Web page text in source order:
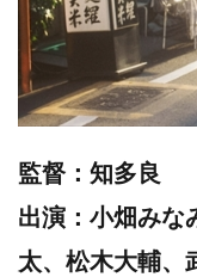
監督：知多良
出演：小畑みな
太、松木大輔、